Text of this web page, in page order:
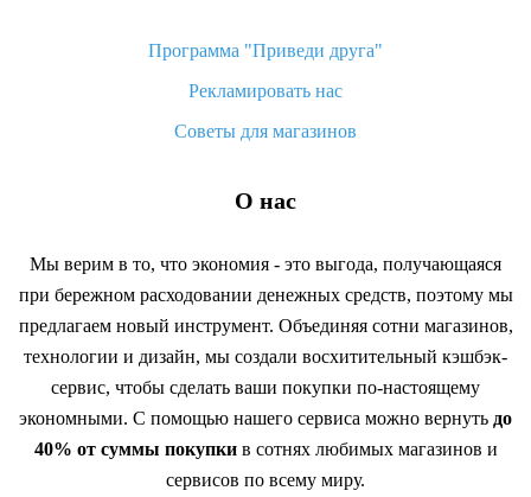
Программа "Приведи друга"
Рекламировать нас
Советы для магазинов
О нас
Мы верим в то, что экономия - это выгода, получающаяся
при бережном расходовании денежных средств, поэтому мы
предлагаем новый инструмент. Объединяя сотни магазинов,
технологии и дизайн, мы создали восхитительный кэшбэк-
сервис, чтобы сделать ваши покупки по-настоящему
экономными. С помощью нашего сервиса можно вернуть до
40% от суммы покупкив сотнях любимых магазинов и
сервисов по всему миру.